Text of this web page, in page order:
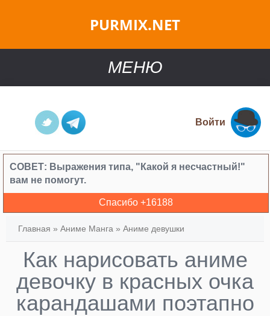
PURMIX.NET
МЕНЮ
Войти
СОВЕТ: Выражения типа, "Какой я несчастный!"
вам не помогут.
Спасибо +16188
Главная » Аниме Манга » Аниме девушки
Как нарисовать аниме
девочку в красных очка
карандашами поэтапно